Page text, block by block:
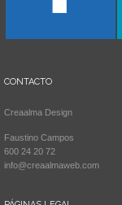
CONTACTO
Creaalma Design
Faustino Campos
600 24 20 72
info@creaalmaweb.com